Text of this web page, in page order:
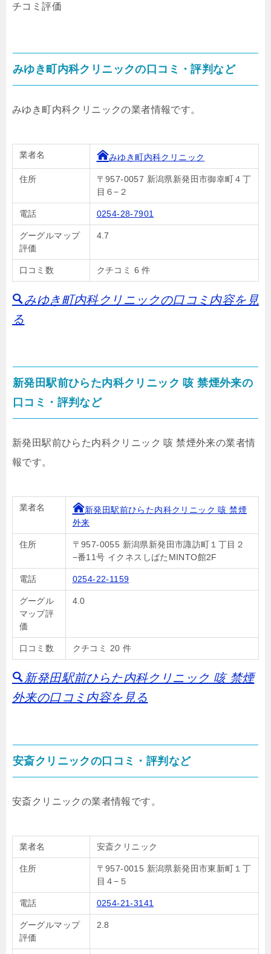
チコミ評価
みゆき町内科クリニックの口コミ・評判など
みゆき町内科クリニックの業者情報です。
業者名 みゆき町内科クリニック
住所
〒957-0057 新潟県新発田市御幸町４丁
目６−２
電話 0254-28-7901
グーグルマップ
評価
4.7
口コミ数 クチコミ 6 件
みゆき町内科クリニックの口コミ内容を見
る
新発田駅前ひらた内科クリニック 咳 禁煙外来の
口コミ・評判など
新発田駅前ひらた内科クリニック 咳 禁煙外来の業者情
報です。
業者名
新発田駅前ひらた内科クリニック 咳 禁煙
外来
住所
〒957-0055 新潟県新発田市諏訪町１丁目２
−番11号 イクネスしばたMINTO館2F
電話 0254-22-1159
グーグル
マップ評
価
4.0
口コミ数 クチコミ 20 件
新発田駅前ひらた内科クリニック 咳 禁煙
外来の口コミ内容を見る
安斎クリニックの口コミ・評判など
安斎クリニックの業者情報です。
業者名 安斎クリニック
住所
〒957-0015 新潟県新発田市東新町１丁
目４−５
電話 0254-21-3141
グーグルマップ
評価
2.8